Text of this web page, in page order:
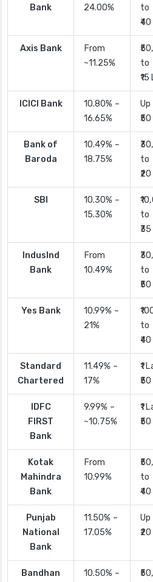
Bank 24.00%
to
Axis Bank
From
~11.25%
to
ICICI Bank
10.80% –
16.65%
Bank of
Baroda
10.49% –
18.75%
to
SBI
10.30% –
15.30%
to
IndusInd
Bank
From
10.49%
to
Yes Bank
10.99% –
21%
to
Standard
Chartered
11.49% –
17%
₹1
IDFC
FIRST
Bank
9.99% –
~10.75%
₹1
Kotak
Mahindra
Bank
From
10.99%
to
Punjab
National
Bank
11.50% –
17.05%
Bandhan
10.50% –